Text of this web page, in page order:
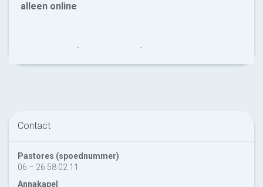
alleen online
- -
Contact
Pastores (spoednummer)
06 – 26 58 02 11
Annakapel